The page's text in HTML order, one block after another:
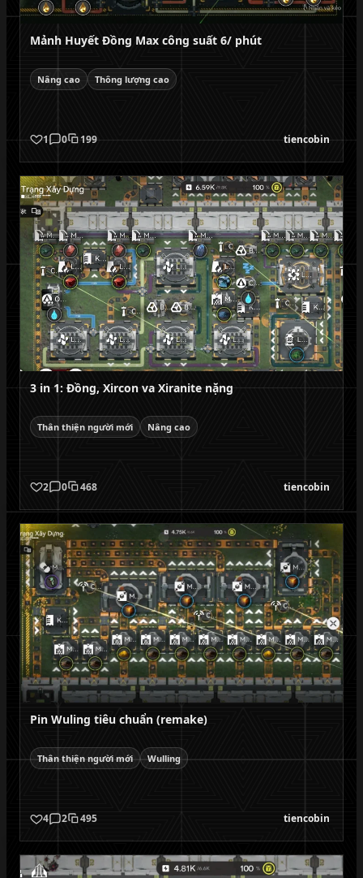
Mảnh Huyết Đồng Max công suất 6/ phút
Nâng cao Thông lượng cao
1 0 199 tiencobin
3 in 1: Đồng, Xircon va Xiranite nặng
Thân thiện người mới Nâng cao
2 0 468 tiencobin
Pin Wuling tiêu chuẩn (remake)
Thân thiện người mới Wulling
4 2 495 tiencobin